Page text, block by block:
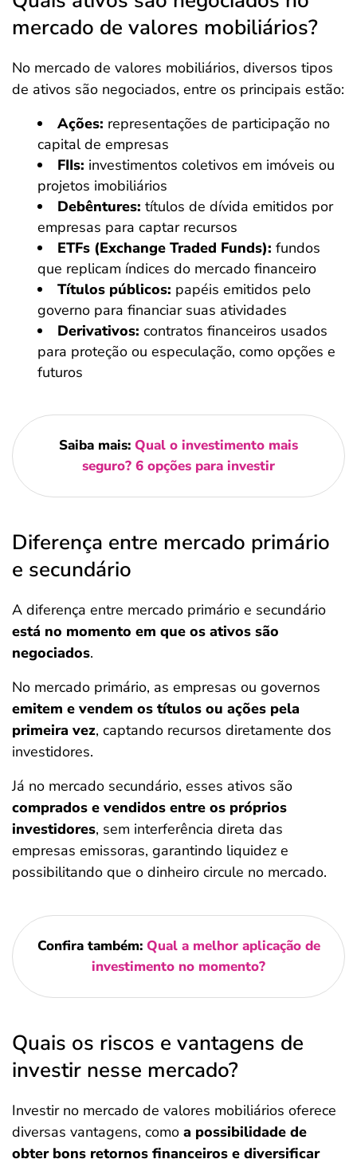
mercado de valores mobiliários?
No mercado de valores mobiliários, diversos tipos
de ativos são negociados, entre os principais estão:
Ações: representações de participação no
capital de empresas
FIIs: investimentos coletivos em imóveis ou
projetos imobiliários
Debêntures: títulos de dívida emitidos por
empresas para captar recursos
ETFs (Exchange Traded Funds): fundos
que replicam índices do mercado financeiro
Títulos públicos: papéis emitidos pelo
governo para financiar suas atividades
Derivativos: contratos financeiros usados
para proteção ou especulação, como opções e
futuros
Saiba mais: Qual o investimento mais
seguro? 6 opções para investir
Diferença entre mercado primário
e secundário
A diferença entre mercado primário e secundário
está no momento em que os ativos são
negociados.
No mercado primário, as empresas ou governos
emitem e vendem os títulos ou ações pela
primeira vez, captando recursos diretamente dos
investidores.
Já no mercado secundário, esses ativos são
comprados e vendidos entre os próprios
investidores, sem interferência direta das
empresas emissoras, garantindo liquidez e
possibilitando que o dinheiro circule no mercado.
Confira também: Qual a melhor aplicação de
investimento no momento?
Quais os riscos e vantagens de
investir nesse mercado?
Investir no mercado de valores mobiliários oferece
diversas vantagens, como a possibilidade de
obter bons retornos financeiros e diversificar